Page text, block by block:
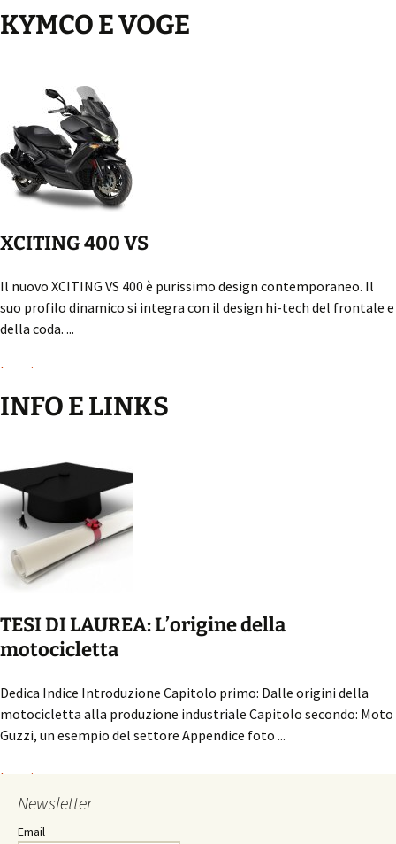
KYMCO E VOGE
XCITING 400 VS
Il nuovo XCITING VS 400 è purissimo design contemporaneo. Il
suo profilo dinamico si integra con il design hi-tech del frontale e
della coda. ...
Leggi...
INFO E LINKS
TESI DI LAUREA: L’origine della
motocicletta
Dedica Indice Introduzione Capitolo primo: Dalle origini della
motocicletta alla produzione industriale Capitolo secondo: Moto
Guzzi, un esempio del settore Appendice foto ...
Leggi...
Newsletter
Email